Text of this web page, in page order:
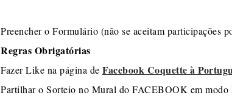
Preencher o Formulário (não se aceitam participações
Regras Obrigatórias
Fazer Like na página de Facebook Coquette à
Partilhar o Sorteio no Mural do FACEBOOK em modo